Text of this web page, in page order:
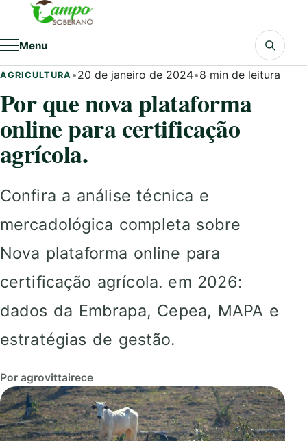
Pular para o conteúdo
Menu
AGRICULTURA •20 de janeiro de 2024•8 min de leitura
Por que nova plataforma
online para certificação
agrícola.
Confira a análise técnica e
mercadológica completa sobre
Nova plataforma online para
certificação agrícola. em 2026:
dados da Embrapa, Cepea, MAPA e
estratégias de gestão.
Por agrovittairece